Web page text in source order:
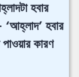
হবার
হবার
কারণ